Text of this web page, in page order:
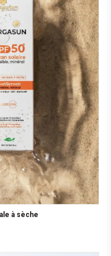
à sèche